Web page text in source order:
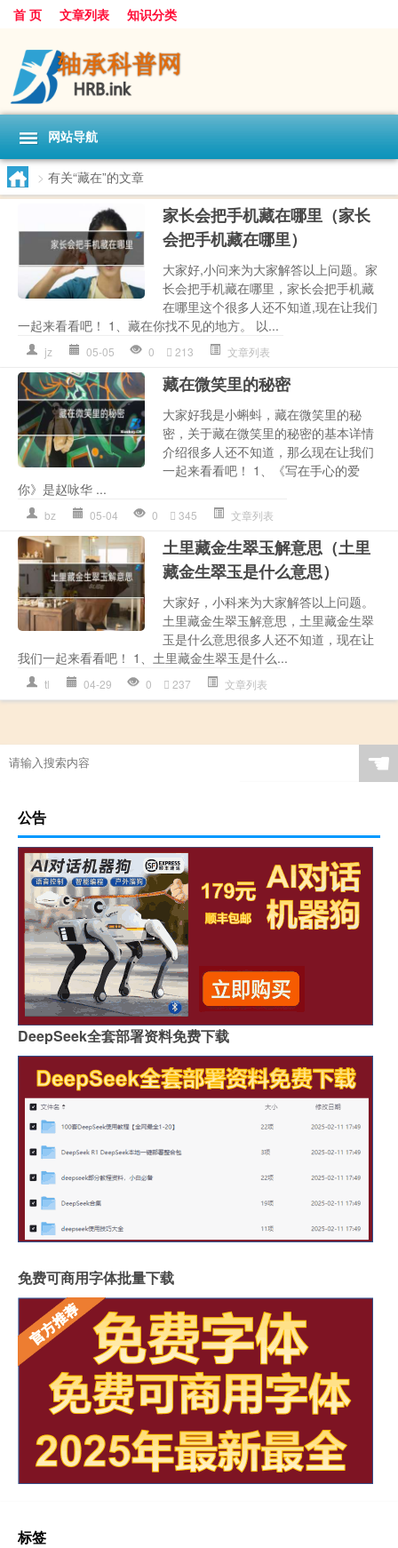
首 页 文章列表 知识分类
网站导航
> 有关“藏在”的文章
家长会把手机藏在哪里（家长
会把手机藏在哪里）
大家好,小问来为大家解答以上问题。家
长会把手机藏在哪里，家长会把手机藏
在哪里这个很多人还不知道,现在让我们
一起来看看吧！ 1、藏在你找不见的地方。 以...
jz 05-05 0 213 文章列表
藏在微笑里的秘密
大家好我是小蝌蚪，藏在微笑里的秘
密，关于藏在微笑里的秘密的基本详情
介绍很多人还不知道，那么现在让我们
一起来看看吧！ 1、《写在手心的爱
你》是赵咏华 ...
bz 05-04 0 345 文章列表
土里藏金生翠玉解意思（土里
藏金生翠玉是什么意思）
大家好，小科来为大家解答以上问题。
土里藏金生翠玉解意思，土里藏金生翠
玉是什么意思很多人还不知道，现在让
我们一起来看看吧！ 1、土里藏金生翠玉是什么...
tl 04-29 0 237 文章列表
☚
公告
DeepSeek全套部署资料免费下载
免费可商用字体批量下载
标签